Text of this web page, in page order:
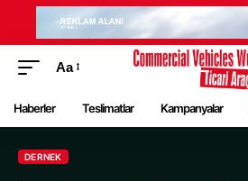
Aa
Haberler Teslimatlar Kampanyalar
DERNEK